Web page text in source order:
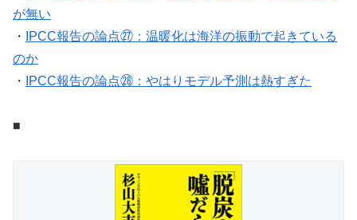
が無い
・
IPCC報告の論点㉗：温暖化は海洋の振動で起きている
のか
・
IPCC報告の論点㉘：やはりモデル予測は熱すぎた
■